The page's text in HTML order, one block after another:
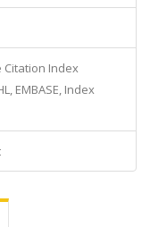
Citation Index
EMBASE, Index